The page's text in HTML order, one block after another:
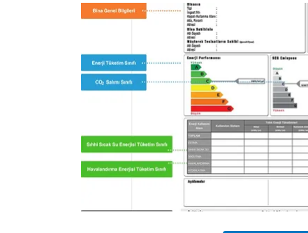
HAKKIMIZDA
BASINDA BİZ
İLETİŞİM